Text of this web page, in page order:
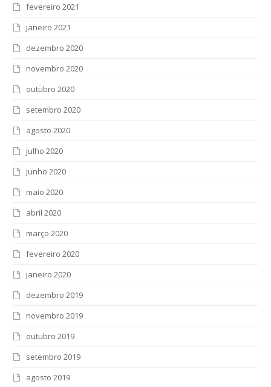
fevereiro 2021
janeiro 2021
dezembro 2020
novembro 2020
outubro 2020
setembro 2020
agosto 2020
julho 2020
junho 2020
maio 2020
abril 2020
março 2020
fevereiro 2020
janeiro 2020
dezembro 2019
novembro 2019
outubro 2019
setembro 2019
agosto 2019